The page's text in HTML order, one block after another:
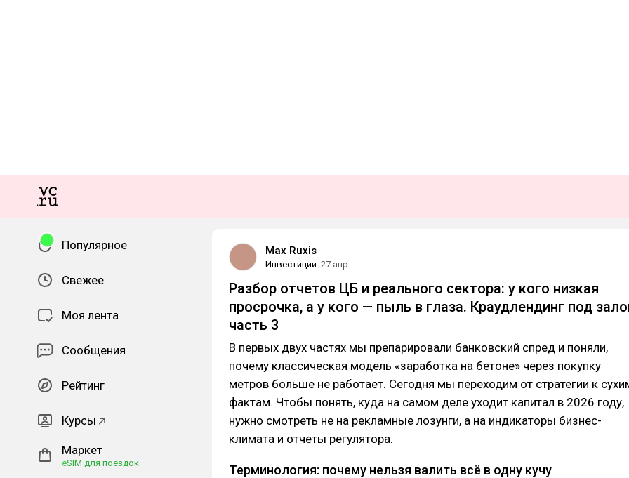
Популярное
Свежее
Моя лента
Сообщения
Рейтинг
Курсы
Маркет
eSIM для поездок
Max Ruxis
Инвестиции 27 апр
Разбор отчетов ЦБ и реального сектора: у кого низкая
просрочка, а у кого — пыль в глаза. Краудлендинг под
часть 3
В первых двух частях мы препарировали банковский спред и поняли,
почему классическая модель «заработка на бетоне» через покупку
метров больше не работает. Сегодня мы переходим от стратегии к
фактам. Чтобы понять, куда на самом деле уходит капитал в 2026 году,
нужно смотреть не на рекламные лозунги, а на индикаторы бизнес-
климата и отчеты регулятора.
Терминология: почему нельзя валить всё в одну кучу